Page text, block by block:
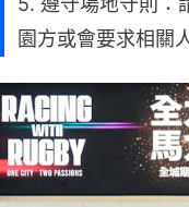
園方或會要求相關